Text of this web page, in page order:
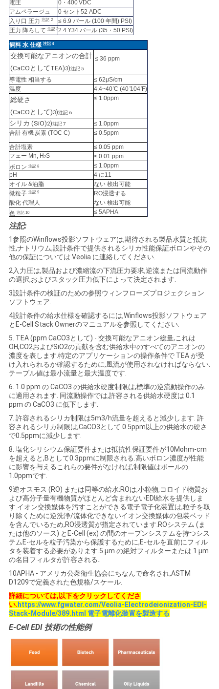
電圧 0・400VDC
アムペラージュ
0 セント52 ADC
入り口 圧力 注記 2 ≤ 6.9 バール (100 年間) PSI)
圧力 降ろして 注記 32.4 ¥34 バール (35・50 PSI)
飼料 水 仕様 注記 4
交換可能なアニオンの合計
(CaCOとしてTEA)3)注記 5
≤ 36 ppm
導電性 相当する ≤ 62μS/cm
温度
4.4~40 ̊C (40 ̊104 ̊F)
総硬さ
(CaCOとして)3)注記 6
≤ 1.0ppm
シリカ (SiO)2)注記 7 ≤ 1.0ppm
合計有機炭素 (TOC C) ≤ 0.5ppm
合計塩素 ≤ 0.05 ppm
フェー Mn, H 2S ≤ 0.01 ppm
ボロン 注記 8 ≤ 1.0ppm
pH
4 に11
オイル &油脂 ない 検出可能
微粒子 注記 9 RO浸透する
酸化 代理人 ない 検出可能
色 注記 10 ≤ 5APHA
注記:
1参照のWinflows投影ソフトウェアは,期待される製品水質と抵抗
性,ナトリウム,設計条件で提供されるシリカ性能保証ボロンやその
他の保証については Veolia に連絡してください.
2入力圧は,製品および濃縮流の下流圧力要求,逆流または同流動作
の選択,およびスタック圧力低下によって決定されます.
3設計条件の検証のための参照ウィンフローズプロジェクション
ソフトウェア.
4設計条件の給水仕様を確認するには,Winflows投影ソフトウェア
とE-Cell Stack Ownerのマニュアルを参照してください.
5. TEA (ppm CaCO3として) - 交換可能なアニオン総量,これは
OH,CO2およびSiO2の貢献を含む供給水中のすべてのアニオンの
濃度を表します.特定のアプリケーションの操作条件で TEA が受
け入れられるか確認するために,風流が使用されなければならない.
テーブル値は最小流量と最大温度です.
6. 1.0 ppm の CaCO3 の供給水硬度制限は,標準の逆流動操作のみ
に適用されます. 同流動操作では,許容される供給水硬度は 0.1
ppm の CaCO3 に低下します.
7. 許容されるシリカ制限は5m3/h流量を超えると減少します. 許
容されるシリカ制限は,CaCO3として 0.5ppm以上の供給水の硬さ
で0.5ppmに減少します.
8. 塩化シリシウム保証要件または抵抗性保証要件が10Mohm-cm
を超えると,Bとして0.3ppmに制限される.高いボロン濃度が性能
に影響を与えるこれらの要件がなければ,制限値はボールの
1.0ppmです.
9逆オスモス (RO) または同等の給水:ROは,小粒物,コロイド物質お
よび高分子量有機物質がほとんど含まれないEDI給水を提供しま
す.イオン交換媒体を汚すことができる電子電子化装置は,粒子を取
り除くために逆洗浄/流体化できないイオン交換媒体の包装ベッド
を含んでいるため,RO浸透質が指定されています.ROシステム (ま
たは他のソース) とE-Cell (ex) の間のオープンシステムを持つシス
テムE-セルを粒子汚染から保護するために,E-セルを直前にフィル
タを装着する必要があります.5 μm の絶対フィルターまたは 1 μm
の名目フィルタが許容される..
10APHA - アメリカ公衆衛生協会にちなんで命名され,ASTM
D1209で定義された色規格/スケール.
詳細については,以下をクリックしてくださ
い. https://www.fgwater.com/Veolia-Electrodeionization-EDI-
Stack-Module/389.html 電子電離化装置を製造する
E-Cell EDI 技術の性能例